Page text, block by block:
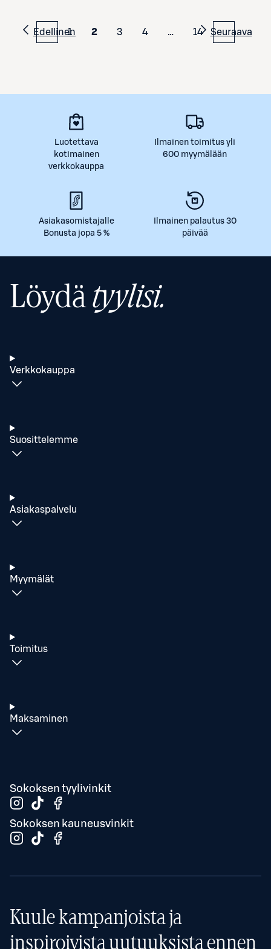
Edellinen
1 2 3 4 … 14 Seuraava
Luotettava
kotimainen
verkkokauppa
Ilmainen toimitus yli
600 myymälään
Asiakasomistajalle
Bonusta jopa 5 %
Ilmainen palautus 30
päivää
Löydä tyylisi.
Verkkokauppa
Suosittelemme
Asiakaspalvelu
Myymälät
Toimitus
Maksaminen
Sokoksen tyylivinkit
Sokoksen kauneusvinkit
Kuule kampanjoista ja
inspiroivista uutuuksista ennen